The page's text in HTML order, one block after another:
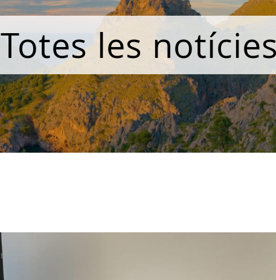
Totes les notícies